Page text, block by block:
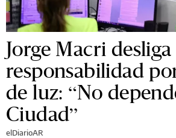
Jorge Macri desliga
responsabilidad
de luz: “No
Ciudad”
elDiarioAR